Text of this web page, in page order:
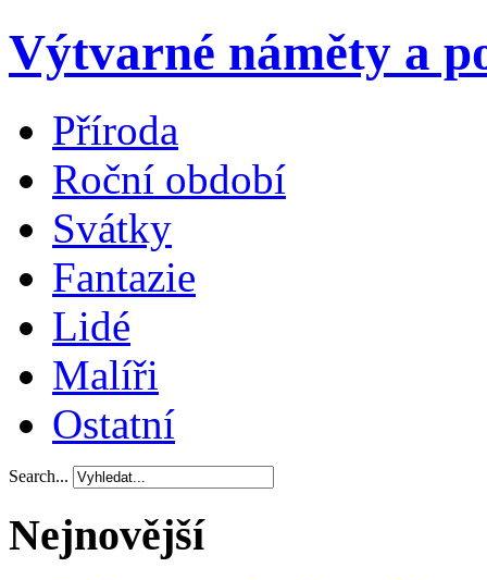
Výtvarné náměty a
Příroda
Roční období
Svátky
Fantazie
Lidé
Malíři
Ostatní
Search...
Nejnovější